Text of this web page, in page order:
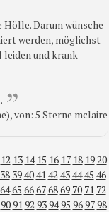
Darum wünsche
werden, möglichst
leiden und krank
von: 5 Sterne mclaire
12 13 14 15 16 17 18 1920
38 39404142 434445 46
6465 66676869 70 71 72
909192 939495 969798